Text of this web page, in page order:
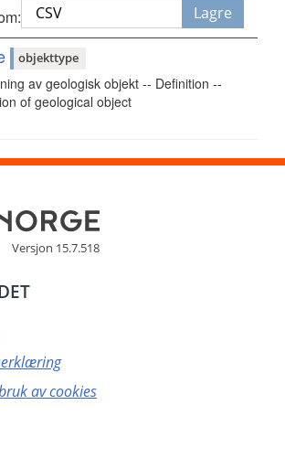
Lagre
objekttype
av geologisk objekt -- Definition --
of geological object